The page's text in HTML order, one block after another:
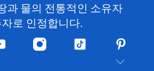
과 물의 전통적인 소유자
로 인정합니다.
인
틱
핀
터